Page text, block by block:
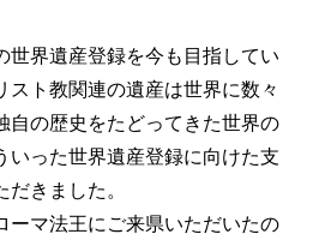
世界遺産登録を今も目指してい
スト教関連の遺産は世界に数々
自の歴史をたどってきた世界の
いった世界遺産登録に向けた支
きました。
マ法王にご来県いただいたの